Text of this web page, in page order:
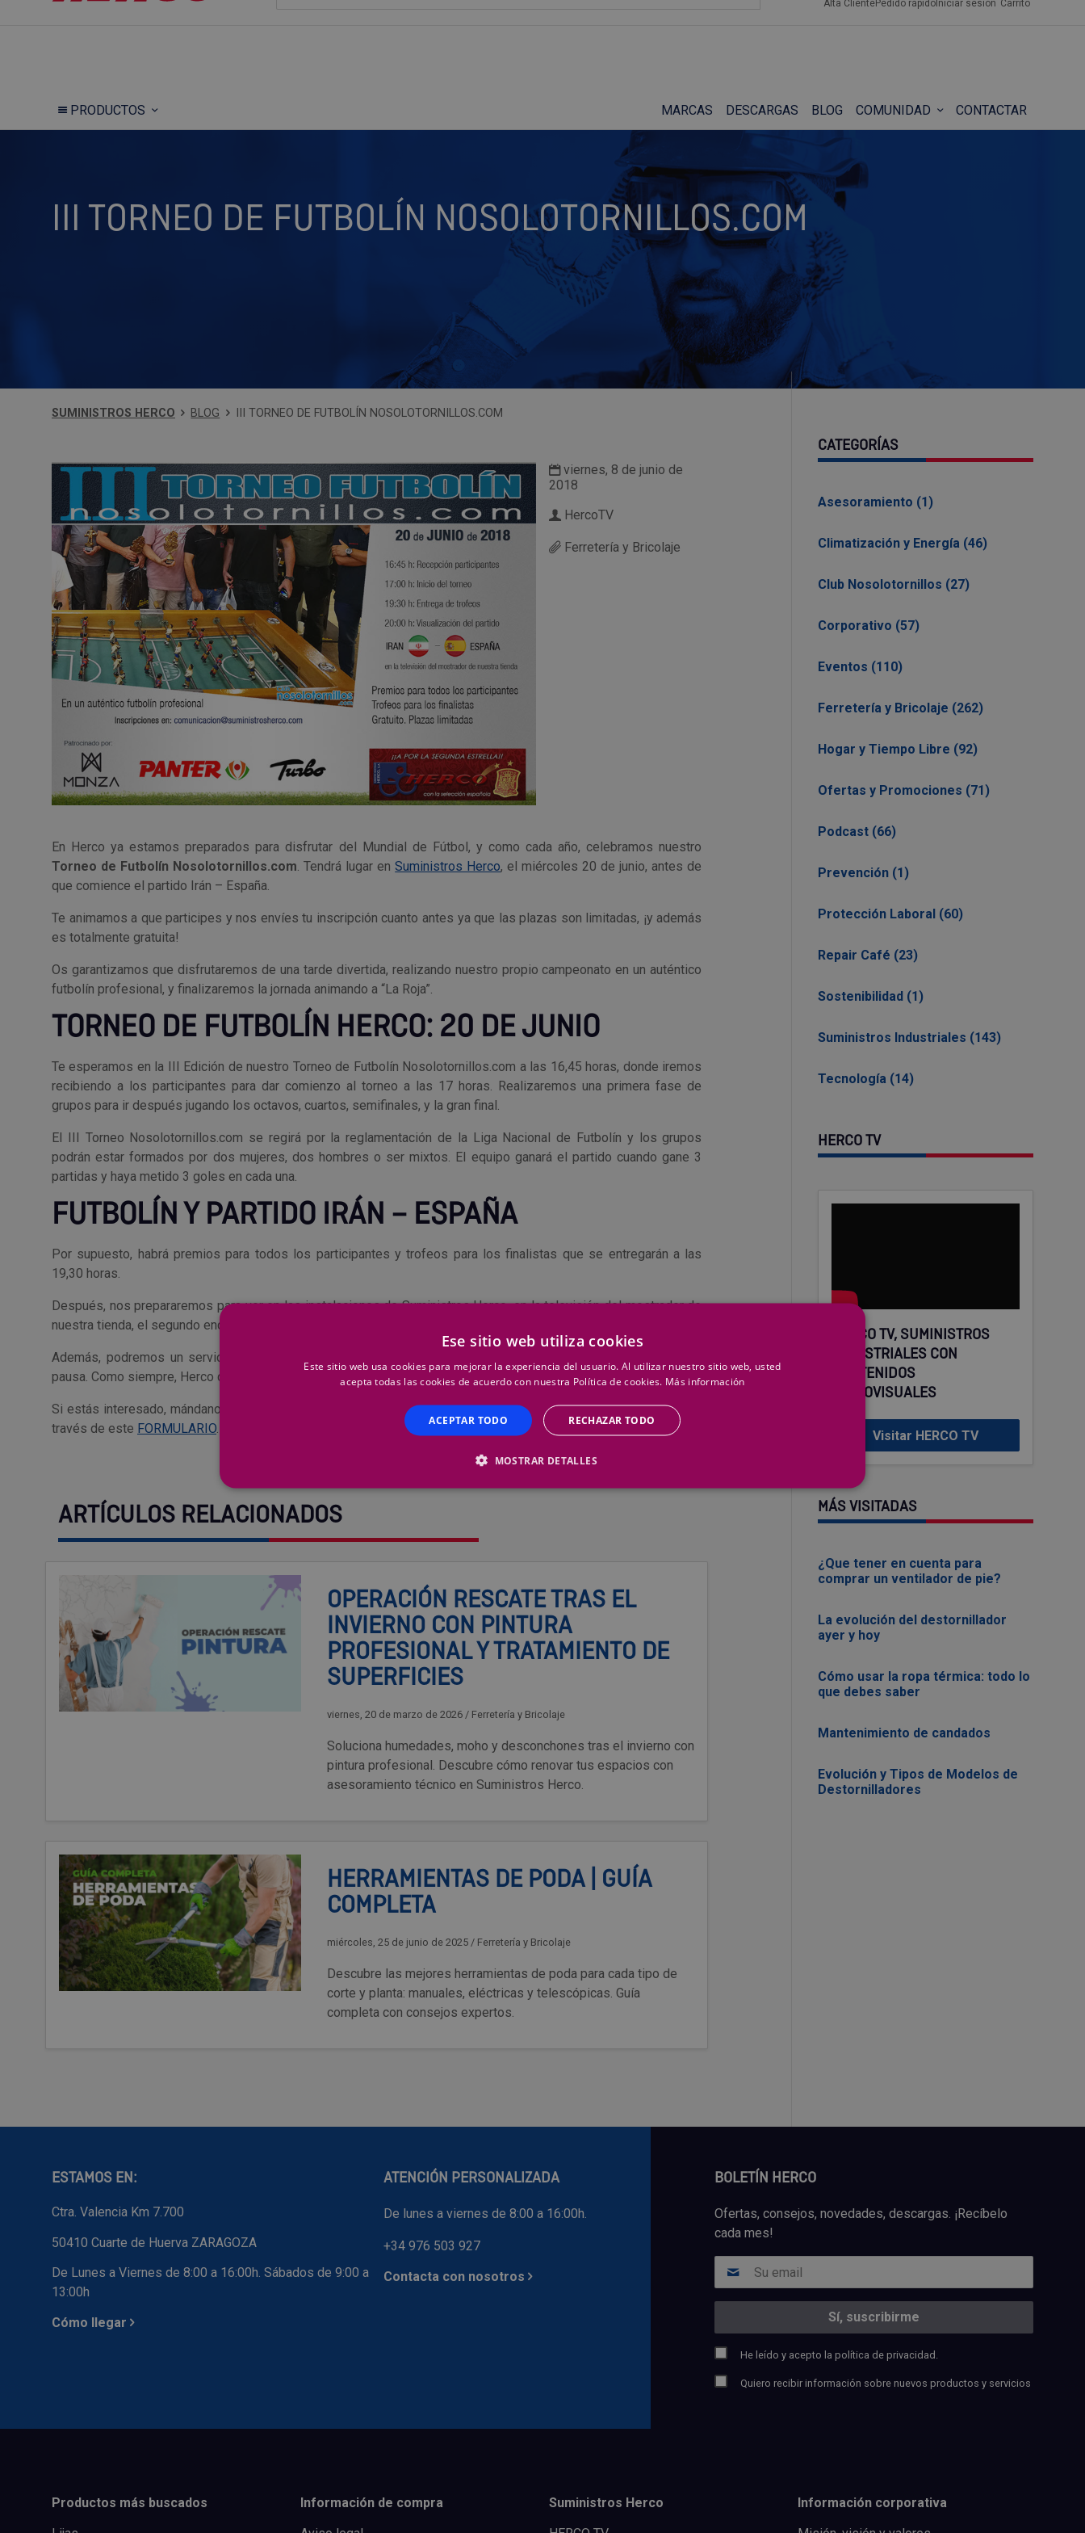
Alta ClientePedido rápido Iniciar sesión Carrito
PRODUCTOS MARCAS DESCARGAS BLOG COMUNIDAD CONTACTAR
III TORNEO DE FUTBOLÍN NOSOLOTORNILLOS.COM
SUMINISTROS HERCO BLOG III TORNEO DE FUTBOLÍN NOSOLOTORNILLOS.COM
viernes, 8 de junio de
2018
HercoTV
Ferretería y Bricolaje
En Herco ya estamos preparados para disfrutar del Mundial de Fútbol, y como cada año, celebramos nuestro
Torneo de Futbolín Nosolotornillos.com. Tendrá lugar enSuministros Herco, el miércoles 20 de junio, antes de
que comience el partido Irán – España.
Te animamos a que participes y nos envíes tu inscripción cuanto antes ya que las plazas son limitadas, ¡y además
es totalmente gratuita!
Os garantizamos que disfrutaremos de una tarde divertida, realizando nuestro propio campeonato en un auténtico
futbolín profesional, y finalizaremos la jornada animando a “La Roja”.
TORNEO DE FUTBOLÍN HERCO: 20 DE JUNIO
Te esperamos en la III Edición de nuestro Torneo de Futbolín Nosolotornillos.com a las 16,45 horas, donde iremos
recibiendo a los participantes para dar comienzo al torneo a las 17 horas. Realizaremos una primera fase de
grupos para ir después jugando los octavos, cuartos, semifinales, y la gran final.
El III Torneo Nosolotornillos.com se regirá por la reglamentación de la Liga Nacional de Futbolín y los grupos
podrán estar formados por dos mujeres, dos hombres o ser mixtos. El equipo ganará el partido cuando gane 3
partidas y haya metido 3 goles en cada una.
FUTBOLÍN Y PARTIDO IRÁN – ESPAÑA
Por supuesto, habrá premios para todos los participantes y trofeos para los finalistas que se entregarán a las
19,30 horas.
Después, nos prepararemos para ver en las instalaciones de Suministros Herco, en la televisión del mostrador de
nuestra tienda, el segundo encuentro de la Selección Española del Mundial de Rusia: Irán – España.
Además, podremos un servicio de catering gratuito para comentar el Torneo y el partido en los momentos de
pausa. Como siempre, Herco con la Selección Española, ¡vamos a por la segunda estrella!
Si estás interesado, mándanos un correo electrónico a comunicación@suministrosherco.como rellena tus datos a
través de este FORMULARIO.
ARTÍCULOS RELACIONADOS
OPERACIÓN RESCATE TRAS EL
INVIERNO CON PINTURA
PROFESIONAL Y TRATAMIENTO DE
SUPERFICIES
viernes, 20 de marzo de 2026 / Ferretería y Bricolaje
Soluciona humedades, moho y desconchones tras el invierno con
pintura profesional. Descubre cómo renovar tus espacios con
asesoramiento técnico en Suministros Herco.
HERRAMIENTAS DE PODA | GUÍA
COMPLETA
miércoles, 25 de junio de 2025 / Ferretería y Bricolaje
Descubre las mejores herramientas de poda para cada tipo de
corte y planta: manuales, eléctricas y telescópicas. Guía
completa con consejos expertos.
CATEGORÍAS
Asesoramiento (1)
Climatización y Energía (46)
Club Nosolotornillos (27)
Corporativo (57)
Eventos (110)
Ferretería y Bricolaje (262)
Hogar y Tiempo Libre (92)
Ofertas y Promociones (71)
Podcast (66)
Prevención (1)
Protección Laboral (60)
Repair Café (23)
Sostenibilidad (1)
Suministros Industriales (143)
Tecnología (14)
HERCO TV
HERCO TV, SUMINISTROS
INDUSTRIALES CON
CONTENIDOS
AUDIOVISUALES
Visitar HERCO TV
MÁS VISITADAS
¿Que tener en cuenta para
comprar un ventilador de pie?
La evolución del destornillador
ayer y hoy
Cómo usar la ropa térmica: todo lo
que debes saber
Mantenimiento de candados
Evolución y Tipos de Modelos de
Destornilladores
ESTAMOS EN:
Ctra. Valencia Km 7.700
50410 Cuarte de Huerva ZARAGOZA
De Lunes a Viernes de 8:00 a 16:00h. Sábados de 9:00 a
13:00h
Cómo llegar
ATENCIÓN PERSONALIZADA
De lunes a viernes de 8:00 a 16:00h.
+34 976 503 927
Contacta con nosotros
BOLETÍN HERCO
Ofertas, consejos, novedades, descargas. ¡Recíbelo
cada mes!
He leído y acepto la política de privacidad.
Quiero recibir información sobre nuevos productos y servicios
Productos más buscados
Información de compra
Suministros Herco
Información corporativa
Ese sitio web utiliza cookies
Este sitio web usa cookies para mejorar la experiencia del usuario. Al utilizar nuestro sitio web, usted
acepta todas las cookies de acuerdo con nuestra Política de cookies. Más información
ACEPTAR TODO RECHAZAR TODO
MOSTRAR DETALLES